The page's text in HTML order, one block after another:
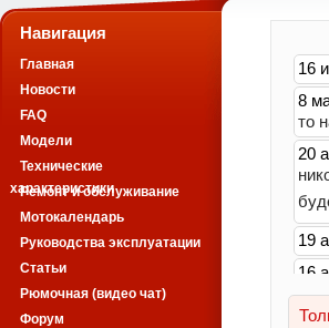
Навигация
Главная
Новости
FAQ
Модели
Технические
характеристики
Ремонт и обслуживание
Мотокалендарь
Руководства эксплуатации
Статьи
Рюмочная (видео чат)
Форум